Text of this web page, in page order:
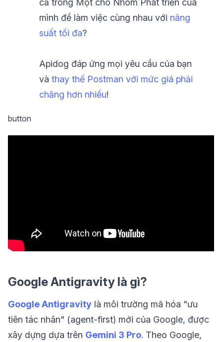
cả trong Một cho Nhóm Phát triển của
mình để làm việc cùng nhau với năng
suất tối đa?
Apidog đáp ứng mọi yêu cầu của bạn
vàthay thế Postman với mức giá phải
chăng hơn nhiều!
button
Google Antigravity là gì?
Google Antigravity là môi trường mã hóa "ưu
tiên tác nhân" (agent-first) mới của Google, được
xây dựng dựa trên Gemini 3 Pro. Theo Google,